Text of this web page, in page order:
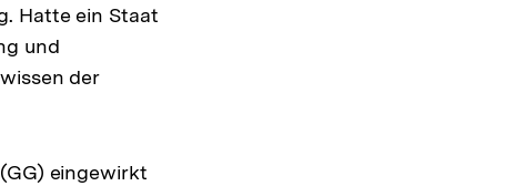
Hatte ein Staat
und
der
eingewirkt